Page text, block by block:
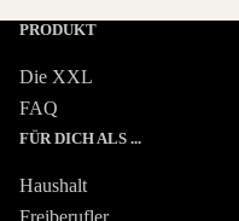
PRODUKT
Die XXL
FAQ
FÜR DICH ALS ...
Haushalt
Freiberufler